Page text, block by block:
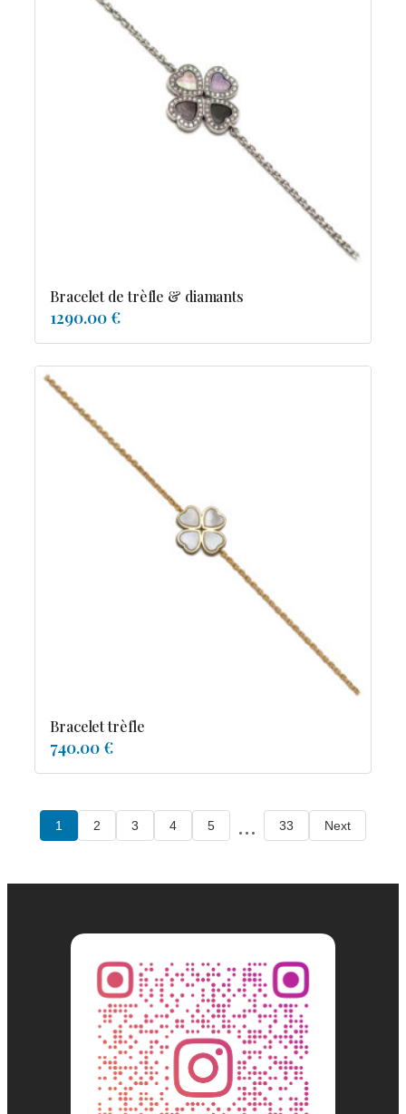
Bracelet de trèfle & diamants
1290.00 €
Bracelet trèfle
740.00 €
1 2 3 4 5 ... 33 Next